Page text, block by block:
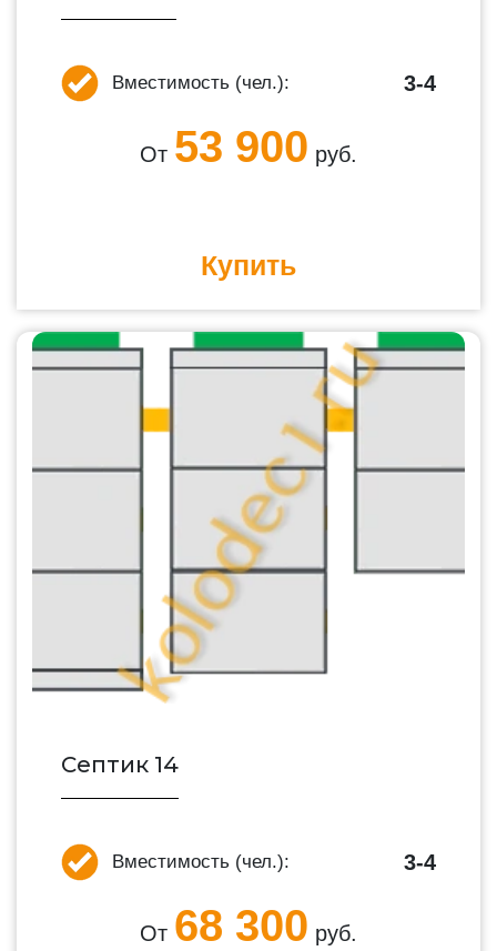
Вместимость (чел.): 3-4
От 53 900 руб.
Купить
Септик 14
Вместимость (чел.): 3-4
От 68 300 руб.